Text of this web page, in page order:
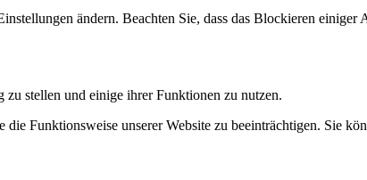
ändern. Beachten Sie, dass das Blockieren
stellen und einige ihrer Funktionen zu nutzen.
Funktionsweise unserer Website zu beeinträchtigen. Sie